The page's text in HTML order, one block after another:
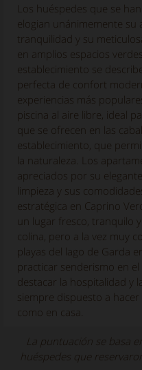
Los huéspedes que se
elogian unánimemente su
tranquilidad y su
en amplios espacios
establecimiento se
perfecta de confort
experiencias más
piscina al aire libre, ideal
que se ofrecen en las
establecimiento, que
la naturaleza. Los
apreciados por su
limpieza y sus
estratégica en Caprino
un lugar fresco, tranquilo
colina, pero a la vez muy
playas del lago de Garda
practicar senderismo en
destacar la hospitalidad y
siempre dispuesto a
como en casa.
La puntuación se basa
huéspedes que